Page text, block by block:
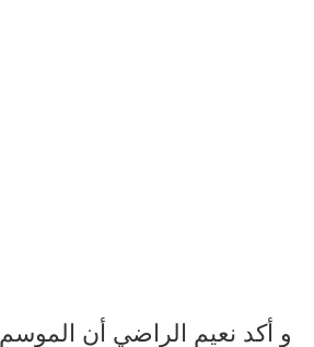
و أكد نعيم الراضي أن